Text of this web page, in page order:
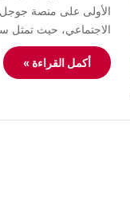
الأولى على منصة جوجل
الاجتماعي، حيث تمثل
أكمل القراءة »